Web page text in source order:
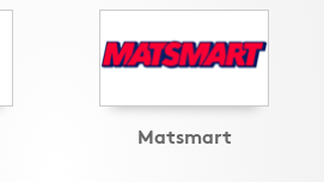
Matsmart